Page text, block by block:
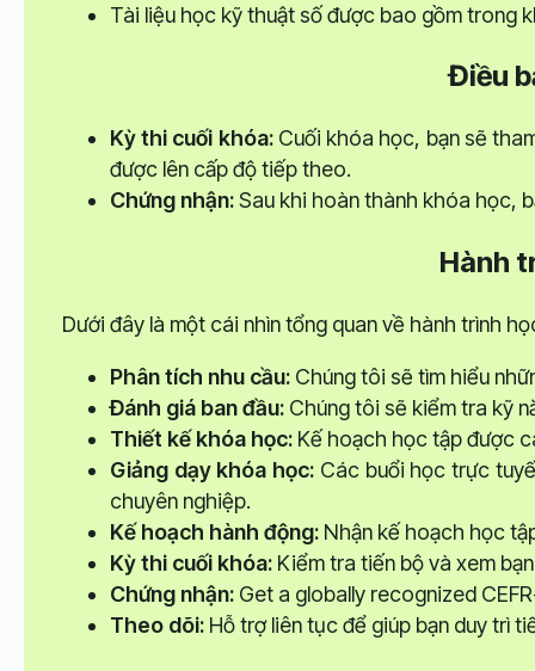
Tài liệu học kỹ thuật số được bao gồm trong
Điều
Kỳ thi cuối khóa:Cuối khóa học, bạn sẽ
được lên cấp độ tiếp theo.
Chứng nhận:Sau khi hoàn thành khóa học,
Hành
Dưới đây là một cái nhìn tổng quan về hành trình
Phân tích nhu cầu:Chúng tôi sẽ tìm hiểu
Đánh giá ban đầu:Chúng tôi sẽ kiểm tra kỹ
Thiết kế khóa học:Kế hoạch học tập được
Giảng dạy khóa học: Các buổi học trực
chuyên nghiệp.
Kế hoạch hành động:Nhận kế hoạch học
Kỳ thi cuối khóa:Kiểm tra tiến bộ và xem
Chứng nhận:Get a globally recognized
Theo dõi:Hỗ trợ liên tục để giúp bạn duy trì